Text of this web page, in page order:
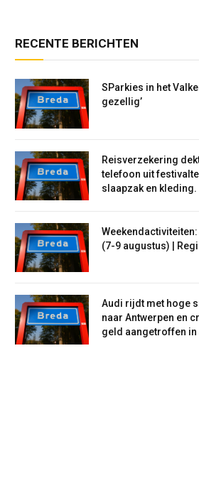
RECENTE BERICHTEN
SParkies in het
gezellig’
Reisverzekering
telefoon uit
slaapzak en kleding.
(7-9 augustus) |
Audi rijdt met hoge
naar Antwerpen en
geld aangetroffen